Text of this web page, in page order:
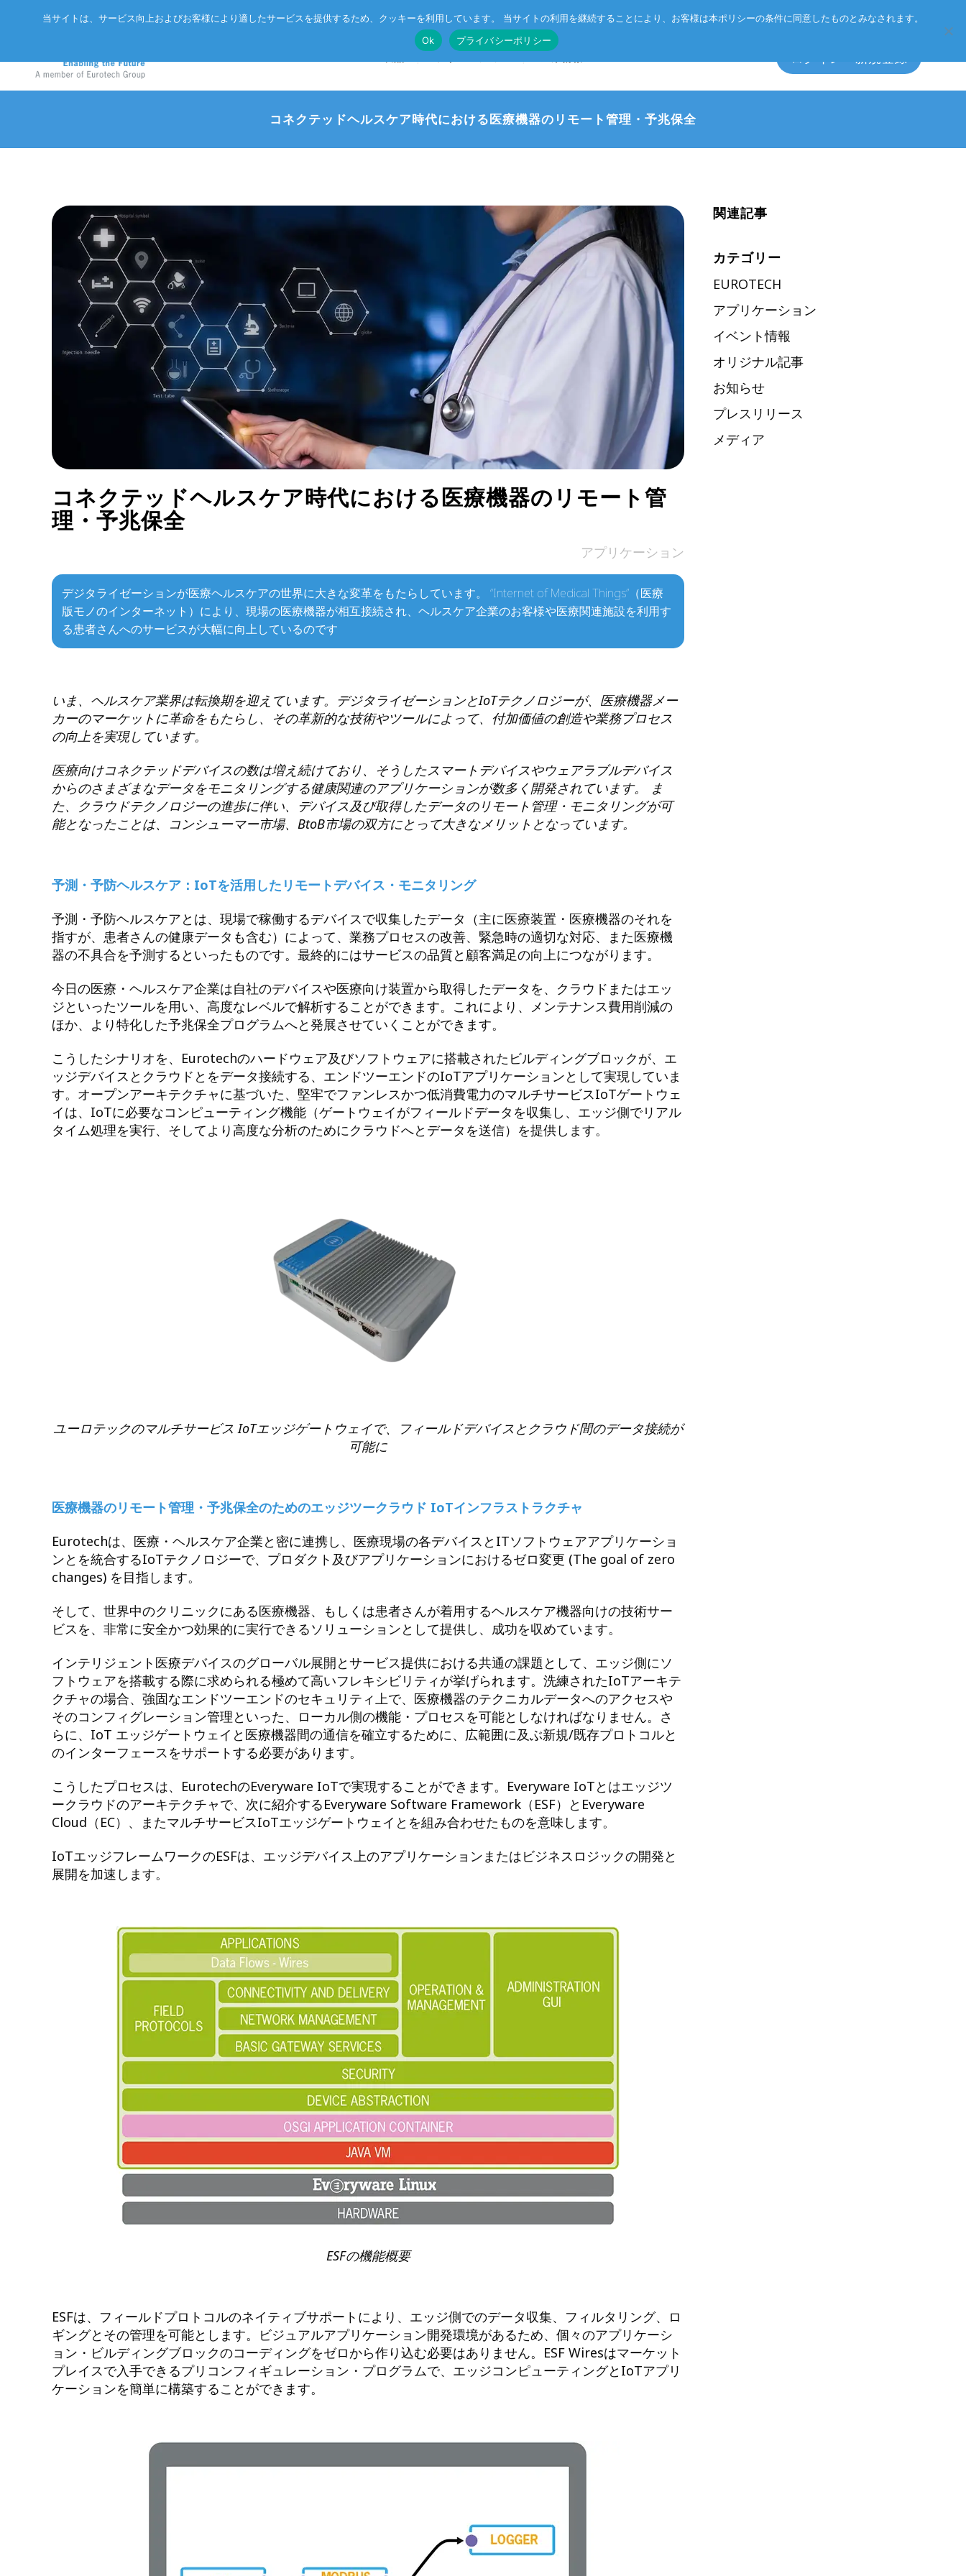
Eurotechグループ お客様サポート お問い合わせ
ログイン・新規登録
産業用ボックス型コンピュータ
エッジIoTゲートウェイ
LoRaWAN®対応IoTノード
インテリジェントセンサ
イーサネットスイッチ
VMEボード
マザーボード
I/Oボード
シリアルボード
キャリアボード
製品検索
エッジコンピューティング・AIoT
パートナー
アクセス
リクルート
プライバシーポリシー
コネクテッドヘルスケア時代における医療機器のリモート管理・予兆保全
コネクテッドヘルスケア時代における医療機器のリモート管
理・予兆保全
アプリケーション
デジタライゼーションが医療ヘルスケアの世界に大きな変革をもたらしています。 “Internet of Medical Things”（医療
版モノのインターネット）により、現場の医療機器が相互接続され、ヘルスケア企業のお客様や医療関連施設を利用す
る患者さんへのサービスが大幅に向上しているのです
いま、ヘルスケア業界は転換期を迎えています。デジタライゼーションとIoTテクノロジーが、医療機器メー
カーのマーケットに革命をもたらし、その革新的な技術やツールによって、付加価値の創造や業務プロセス
の向上を実現しています。
医療向けコネクテッドデバイスの数は増え続けており、そうしたスマートデバイスやウェアラブルデバイス
からのさまざまなデータをモニタリングする健康関連のアプリケーションが数多く開発されています。 ま
た、クラウドテクノロジーの進歩に伴い、デバイス及び取得したデータのリモート管理・モニタリングが可
能となったことは、コンシューマー市場、BtoB市場の双方にとって大きなメリットとなっています。
予測・予防ヘルスケア：IoTを活用したリモートデバイス・モニタリング
予測・予防ヘルスケアとは、現場で稼働するデバイスで収集したデータ（主に医療装置・医療機器のそれを
指すが、患者さんの健康データも含む）によって、業務プロセスの改善、緊急時の適切な対応、また医療機
器の不具合を予測するといったものです。最終的にはサービスの品質と顧客満足の向上につながります。
今日の医療・ヘルスケア企業は自社のデバイスや医療向け装置から取得したデータを、クラウドまたはエッ
ジといったツールを用い、高度なレベルで解析することができます。これにより、メンテナンス費用削減の
ほか、より特化した予兆保全プログラムへと発展させていくことができます。
こうしたシナリオを、Eurotechのハードウェア及びソフトウェアに搭載されたビルディングブロックが、エ
ッジデバイスとクラウドとをデータ接続する、エンドツーエンドのIoTアプリケーションとして実現していま
す。オープンアーキテクチャに基づいた、堅牢でファンレスかつ低消費電力のマルチサービスIoTゲートウェ
イは、IoTに必要なコンピューティング機能（ゲートウェイがフィールドデータを収集し、エッジ側でリアル
タイム処理を実行、そしてより高度な分析のためにクラウドへとデータを送信）を提供します。
ユーロテックのマルチサービス IoTエッジゲートウェイで、フィールドデバイスとクラウド間のデータ接続が
可能に
医療機器のリモート管理・予兆保全のためのエッジツークラウド IoTインフラストラクチャ
Eurotechは、医療・ヘルスケア企業と密に連携し、医療現場の各デバイスとITソフトウェアアプリケーショ
ンとを統合するIoTテクノロジーで、プロダクト及びアプリケーションにおけるゼロ変更 (The goal of zero
changes) を目指します。
そして、世界中のクリニックにある医療機器、もしくは患者さんが着用するヘルスケア機器向けの技術サー
ビスを、非常に安全かつ効果的に実行できるソリューションとして提供し、成功を収めています。
インテリジェント医療デバイスのグローバル展開とサービス提供における共通の課題として、エッジ側にソ
フトウェアを搭載する際に求められる極めて高いフレキシビリティが挙げられます。洗練されたIoTアーキテ
クチャの場合、強固なエンドツーエンドのセキュリティ上で、医療機器のテクニカルデータへのアクセスや
そのコンフィグレーション管理といった、ローカル側の機能・プロセスを可能としなければなりません。さ
らに、IoT エッジゲートウェイと医療機器間の通信を確立するために、広範囲に及ぶ新規/既存プロトコルと
のインターフェースをサポートする必要があります。
こうしたプロセスは、EurotechのEveryware IoTで実現することができます。Everyware IoTとはエッジツ
ークラウドのアーキテクチャで、次に紹介するEveryware Software Framework（ESF）とEveryware
Cloud（EC）、またマルチサービスIoTエッジゲートウェイとを組み合わせたものを意味します。
IoTエッジフレームワークのESFは、エッジデバイス上のアプリケーションまたはビジネスロジックの開発と
展開を加速します。
ESFの機能概要
ESFは、フィールドプロトコルのネイティブサポートにより、エッジ側でのデータ収集、フィルタリング、ロ
ギングとその管理を可能とします。ビジュアルアプリケーション開発環境があるため、個々のアプリケーシ
ョン・ビルディングブロックのコーディングをゼロから作り込む必要はありません。ESF Wiresはマーケット
プレイスで入手できるプリコンフィギュレーション・プログラムで、エッジコンピューティングとIoTアプリ
ケーションを簡単に構築することができます。
関連記事
カテゴリー
EUROTECH
アプリケーション
イベント情報
オリジナル記事
お知らせ
プレスリリース
メディア
当サイトは、サービス向上およびお客様により適したサービスを提供するため、クッキーを利用しています。 当サイトの利用を継続することにより、お客様は本ポリシーの条件に同意したものとみなされます。
Ok
プライバシーポリシー